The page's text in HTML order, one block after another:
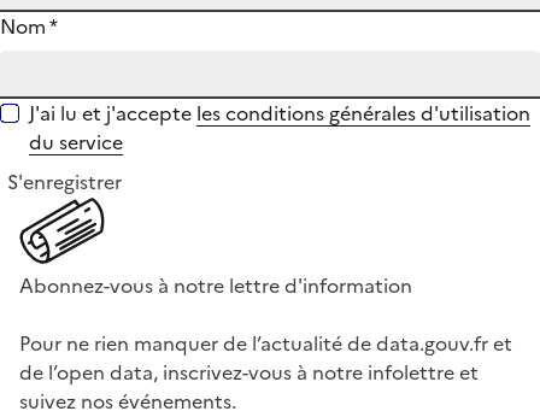
Nom*
J'ai lu et j'accepte les conditions générales d'utilisation
du service
S'enregistrer
Abonnez-vous à notre lettre d'information
Pour ne rien manquer de l’actualité de data.gouv.fr et
de l’open data, inscrivez-vous à notre infolettre et
suivez nos événements.